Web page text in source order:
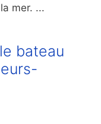
mer. ...
bateau